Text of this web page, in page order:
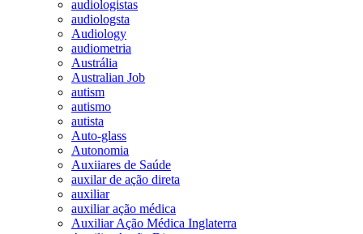
audiologistas
audiologsta
Audiology
audiometria
Austrália
Australian Job
autism
autismo
autista
Auto-glass
Autonomia
Auxiiares de Saúde
auxilar de ação direta
auxiliar
auxiliar ação médica
Auxiliar Ação Médica Inglaterra